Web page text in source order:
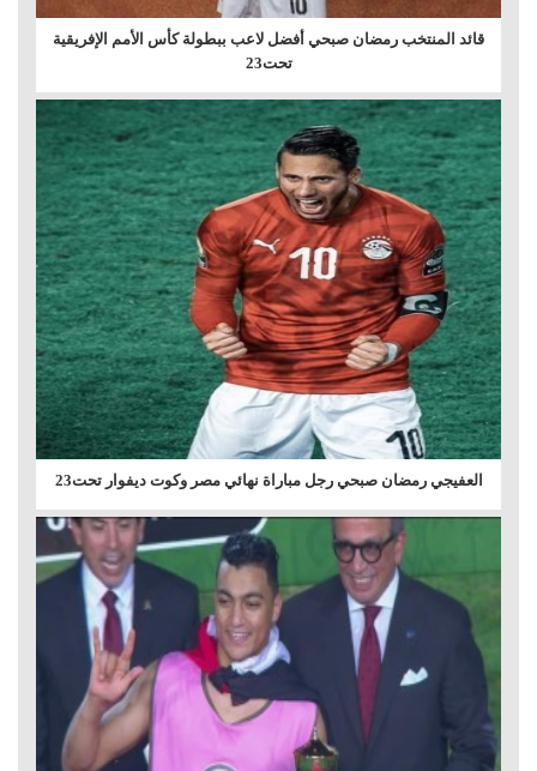
قائد المنتخب رمضان صبحي أفضل لاعب ببطولة كأس الأمم الإفريقية
تحت23
العفيجي رمضان صبحي رجل مباراة نهائي مصر وكوت ديفوار تحت23